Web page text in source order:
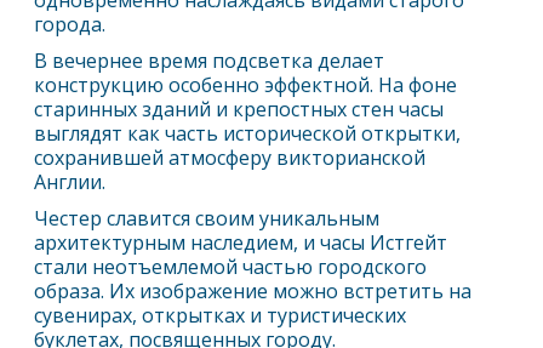
города.
В вечернее время подсветка делает
конструкцию особенно эффектной. На фоне
старинных зданий и крепостных стен часы
выглядят как часть исторической открытки,
сохранившей атмосферу викторианской
Англии.
Честер славится своим уникальным
архитектурным наследием, и часы Истгейт
стали неотъемлемой частью городского
образа. Их изображение можно встретить на
сувенирах, открытках и туристических
буклетах, посвященных городу.